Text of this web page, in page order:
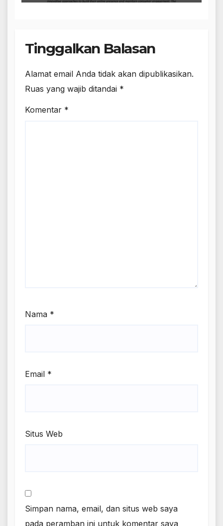
Tinggalkan Balasan
Alamat email Anda tidak akan dipublikasikan.
Ruas yang wajib ditandai *
Komentar *
Nama *
Email *
Situs Web
Simpan nama, email, dan situs web saya
pada peramban ini untuk komentar saya